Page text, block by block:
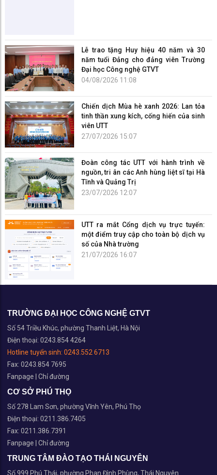
Lễ trao tặng Huy hiệu 40 năm và 30
năm tuổi Đảng cho đảng viên Trường
Đại học Công nghệ GTVT
04/08/2026 11:08
Chiến dịch Mùa hè xanh 2026: Lan tỏa
tinh thần xung kích, cống hiến của sinh
viên UTT
27/07/2026 15:07
Đoàn công tác UTT với hành trình về
nguồn, tri ân các Anh hùng liệt sĩ tại Hà
Tĩnh và Quảng Trị
23/07/2026 12:07
UTT ra mắt Cổng dịch vụ trực tuyến:
một điểm truy cập cho toàn bộ dịch vụ
số của Nhà trường
21/07/2026 16:07
TRƯỜNG ĐẠI HỌC CÔNG NGHỆ GTVT
Số 54 Triều Khúc, phường Thanh Liệt, Hà Nội
Điện thoại: 0243.854 4264
Hotline tuyển sinh: 0243.552 6713
Fax: 0243.854 7695
Fanpage
Chỉ đường
CƠ SỞ PHÚ THỌ
Số 278 Lam Sơn, phường Vĩnh Yên, Phú Thọ
Điện thoại: 0211.386.7405
Fax: 0211.386.7391
Fanpage
Chỉ đường
TRUNG TÂM ĐÀO TẠO THÁI NGUYÊN
Số 999 Phú Thái, phường Phan Đình Phùng, Thái Nguyên